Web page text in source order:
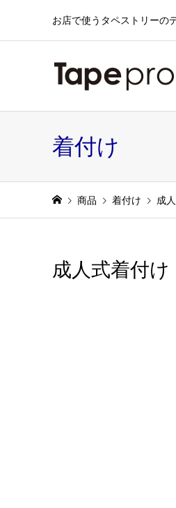
お店で使うタペストリーの
着付け
商品 着付け 成
成人式着付け